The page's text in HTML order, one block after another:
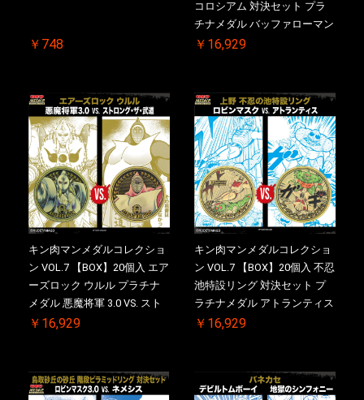
￥748
コロシアム 対決セット プラ
チナメダル バッファローマン
2.0 顎髭 Ver. VS. 光の矢 初回
メダル(非売品)付
￥16,929
キン肉マンメダルコレクショ
ン VOL.7 【BOX】20個入 エア
ーズロック ウルル プラチナ
メダル 悪魔将軍 3.0 VS. スト
ロング・ザ・武道 初回シリア
売品)付
￥16,929
キン肉マンメダルコレクショ
ン VOL.7 【BOX】20個入 不忍
池特設リング 対決セット プ
ラチナメダル アトランティス
ドライバー VS.ネックカット
特典 】KIN(金)肉メダル(非売
品)付
￥16,929